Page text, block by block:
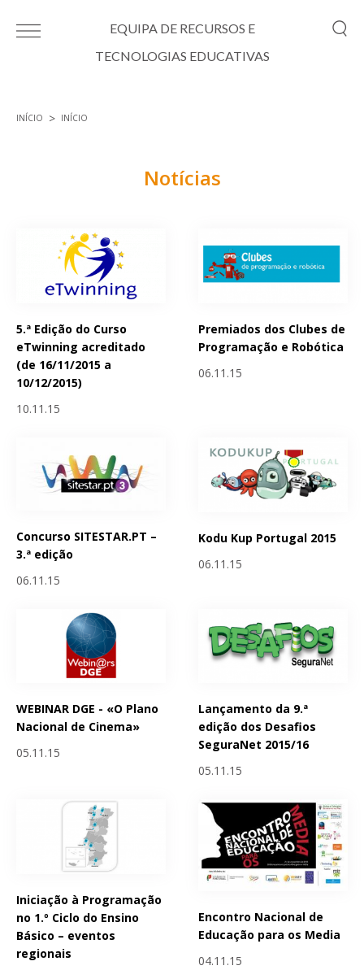
EQUIPA DE RECURSOS E
TECNOLOGIAS EDUCATIVAS
INÍCIO INÍCIO
Notícias
5.ª Edição do Curso
eTwinning acreditado
(de 16/11/2015 a
10/12/2015)
10.11.15
Premiados dos Clubes de
Programação e Robótica
06.11.15
Concurso SITESTAR.PT –
3.ª edição
06.11.15
Kodu Kup Portugal 2015
06.11.15
WEBINAR DGE - «O Plano
Nacional de Cinema»
05.11.15
Lançamento da 9.ª
edição dos Desafios
SeguraNet 2015/16
05.11.15
Iniciação à Programação
no 1.º Ciclo do Ensino
Básico – eventos
regionais
Encontro Nacional de
Educação para os Media
04.11.15
Páginas